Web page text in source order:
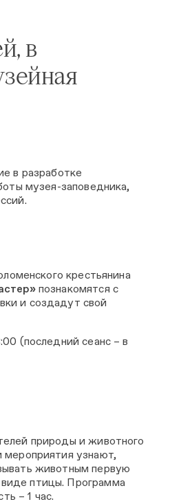
в
в разработке
музея-заповедника,
крестьянина
познакомятся с
и создадут свой
(последний сеанс – в
природы и животного
мероприятия узнают,
животным первую
птицы. Программа
– 1 час.